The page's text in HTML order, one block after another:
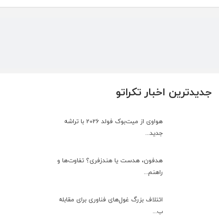
جدیدترین اخبار تکراتو
هواوی از میت‌بوک فولد 2026 با تراشه
جدید...
هدفون، هدست یا هندزفری؟ تفاوت‌ها و
راهنم...
ائتلاف بزرگ غول‌های فناوری برای مقابله
ب...